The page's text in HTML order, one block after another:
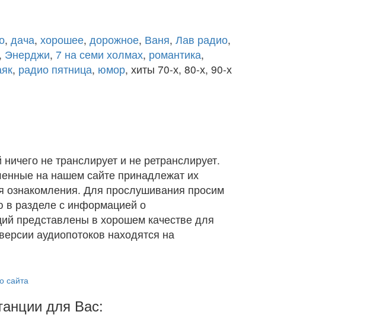
, дача, хорошее, дорожное, Ваня, Лав радио,
, Энерджи, 7 на семи холмах, романтика,
, радио пятница, юмор, хиты 70-х, 80-х, 90-х
не транслирует и не ретранслирует.
на нашем сайте принадлежат их
ознакомления. Для прослушивания просим
в разделе с информацией о
представлены в хорошем качестве для
аудиопотоков находятся на
сайта
для Вас: